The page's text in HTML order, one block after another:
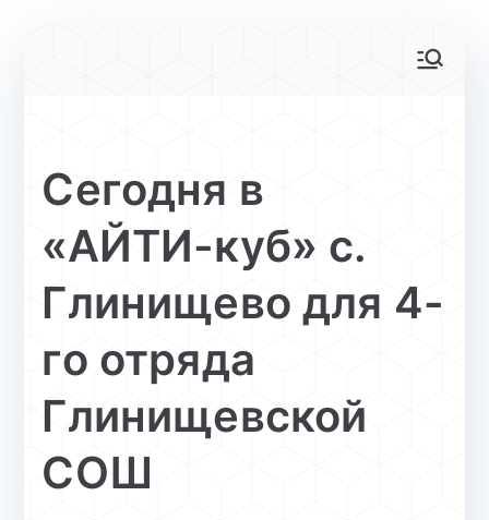
Сегодня в
«АЙТИ-куб» с.
Глинищево для 4-
го отряда
Глинищевской
СОШ